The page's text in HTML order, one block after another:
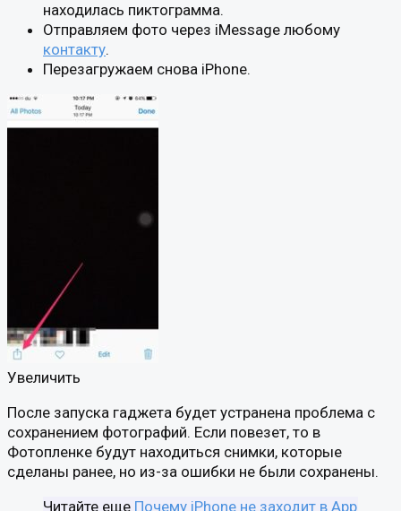
находилась пиктограмма.
Отправляем фото через iMessage любому
контакту.
Перезагружаем снова iPhone.
Увеличить
После запуска гаджета будет устранена проблема с
сохранением фотографий. Если повезет, то в
Фотопленке будут находиться снимки, которые
сделаны ранее, но из-за ошибки не были сохранены.
Читайте еще Почему iPhone не заходит в App